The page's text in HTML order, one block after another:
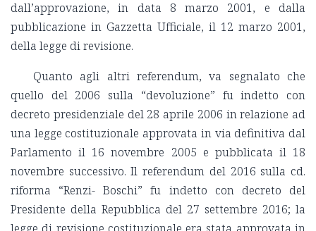
dall’approvazione, in data 8 marzo 2001, e dalla
pubblicazione in Gazzetta Ufficiale, il 12 marzo 2001,
della legge di revisione.
Quanto agli altri referendum, va segnalato che
quello del 2006 sulla “devoluzione” fu indetto con
decreto presidenziale del 28 aprile 2006 in relazione ad
una legge costituzionale approvata in via definitiva dal
Parlamento il 16 novembre 2005 e pubblicata il 18
novembre successivo. Il referendum del 2016 sulla cd.
riforma “Renzi- Boschi” fu indetto con decreto del
Presidente della Repubblica del 27 settembre 2016; la